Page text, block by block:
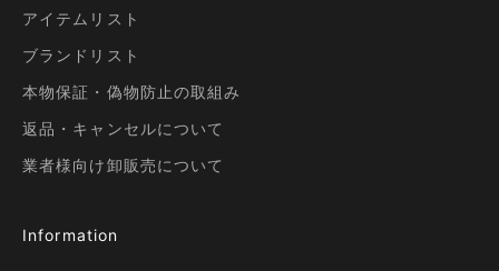
アイテムリスト
ブランドリスト
本物保証・偽物防止の取組み
返品・キャンセルについて
業者様向け卸販売について
Information